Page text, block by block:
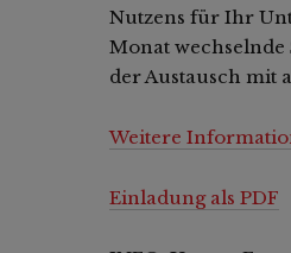
Nutzens für Ihr
Monat
der Austausch mit
Weitere
Einladung als PDF